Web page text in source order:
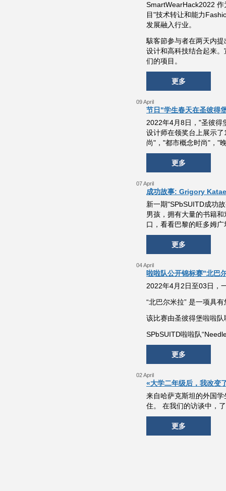
SmartWearHack2022
目"技术转让和能力
发展融入行业。
駭客節参与者在两天内
设计和高科技结合起来
们的项目。
更多
09 April
节日"学生春天在圣彼得
2022年4月8日，"圣彼得
设计师在领奖台上展示
尚"，"都市概念时尚"，"
更多
07 April
成功故事: Grigory
新一期"SPbSUITD成功
男孩，拥有大量的书籍
口，看看巴黎的旺多姆
更多
04 April
啦啦队公开锦标赛"北巴
2022年4月2日至03日，
“北巴尔米拉” 是一项具
该比赛由圣彼得堡啦啦
SPbSUITD啦啦队
更多
02 April
«大学二年级后，我改变
来自哈萨克斯坦的外国
住。 在我们的访谈中，
更多